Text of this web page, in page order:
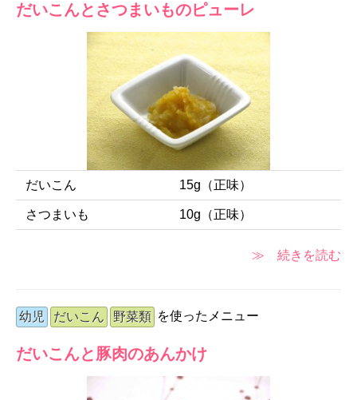
だいこんとさつまいものピューレ
だいこん 15g（正味）
さつまいも 10g（正味）
≫ 続きを読む
幼児 だいこん 野菜類 を使ったメニュー
だいこんと豚肉のあんかけ